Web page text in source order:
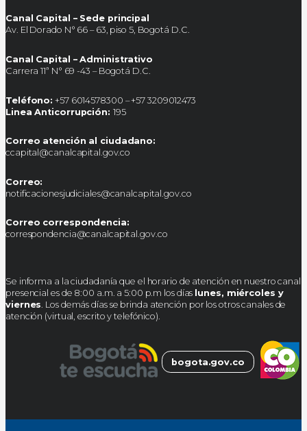
Canal Capital – Sede principal
Av. El Dorado N° 66 – 63, piso 5, Bogotá D.C.
Canal Capital – Administrativo
Carrera 11ª N° 69 -43 – Bogotá D.C.
Teléfono: +57 6014578300 – +57 3209012473
Linea Anticorrupción: 195
Correo atención al ciudadano:
ccapital@canalcapital.gov.co
Correo:
notificacionesjudiciales@canalcapital.gov.co
Correo correspondencia:
correspondencia@canalcapital.gov.co
Se informa a la ciudadanía que el horario de atención en nuestro canal
presencial es de 8:00 a.m. a 5:00 p.m los días lunes, miércoles y
viernes . Los demás días se brinda atención por los otros canales de
atención (virtual, escrito y telefónico).
bogota.gov.co